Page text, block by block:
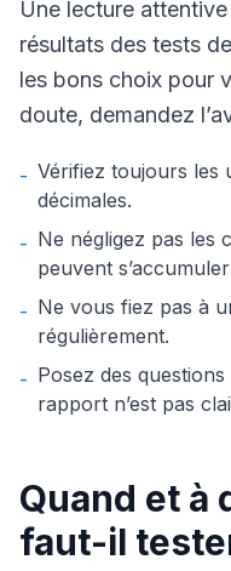
Une lecture
résultats des tests
les bons choix pour
doute, demandez
- Vérifiez toujours les
décimales.
- Ne négligez pas les
peuvent
- Ne vous fiez pas à
régulièrement.
- Posez des
rapport n’est pas
Quand et à
faut-il